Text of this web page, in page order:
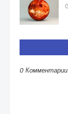
0 Комментарии